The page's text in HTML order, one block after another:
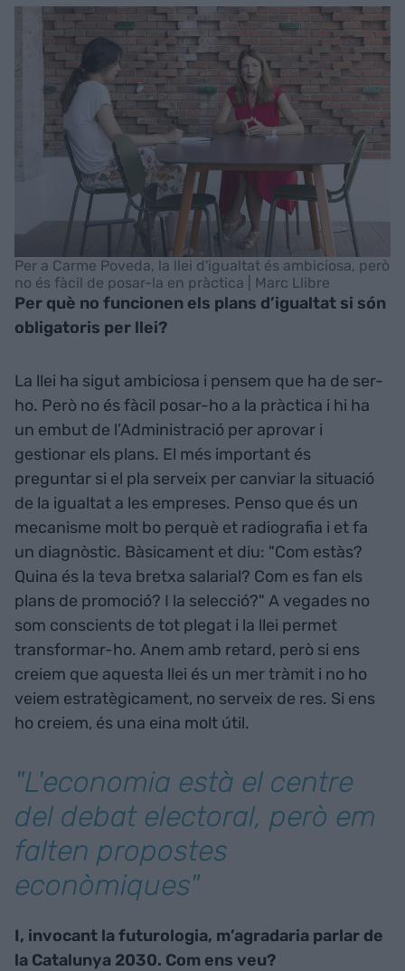
Per a Carme Poveda, la llei d'igualtat és ambiciosa, però
no és fàcil de posar-la en pràctica | Marc Llibre
Per què no funcionen els plans d’igualtat si són
obligatoris per llei?
La llei ha sigut ambiciosa i pensem que ha de ser-
ho. Però no és fàcil posar-ho a la pràctica i hi ha
un embut de l’Administració per aprovar i
gestionar els plans. El més important és
preguntar si el pla serveix per canviar la situació
de la igualtat a les empreses. Penso que és un
mecanisme molt bo perquè et radiografia i et fa
un diagnòstic. Bàsicament et diu: "Com estàs?
Quina és la teva bretxa salarial? Com es fan els
plans de promoció? I la selecció?" A vegades no
som conscients de tot plegat i la llei permet
transformar-ho. Anem amb retard, però si ens
creiem que aquesta llei és un mer tràmit i no ho
veiem estratègicament, no serveix de res. Si ens
ho creiem, és una eina molt útil.
"L'economia està el centre
del debat electoral, però em
falten propostes
econòmiques"
I, invocant la futurologia, m’agradaria parlar de
la Catalunya 2030. Com ens veu?